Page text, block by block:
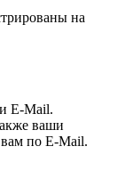
на
E-Mail.
ваши
по E-Mail.